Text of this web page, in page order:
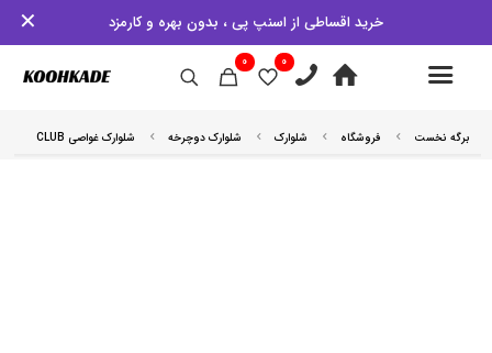
خرید اقساطی از اسنپ پی ، بدون بهره و کارمزد ✕
0
0
برگه نخست فروشگاه شلوارک شلوارک دوچرخه شلوارک غواصی CLUB